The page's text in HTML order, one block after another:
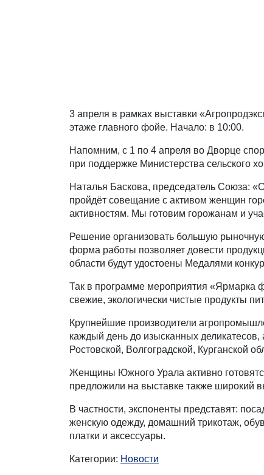
3 апреля в рамках выставки
этаже главного фойе. Начало: в 10:00.
Напомним, с 1 по 4 апреля во Дворце
при поддержке Министерства сельского
Наталья Баскова, председатель Союза:
пройдёт совещание с активом женщин
активностям. Мы готовим горожанам и
Решение организовать большую
форма работы позволяет довести
области будут удостоены Медалями
Так в программе мероприятия «Ярмарка
свежие, экологически чистые продукты
Крупнейшие производители
каждый день до изысканных
Ростовской, Волгоградской, Курганской
Женщины Южного Урала активно
предложили на выставке также широкий
В частности, экспоненты представят:
женскую одежду, домашний трикотаж,
платки и аксессуары.
Категории: Новости